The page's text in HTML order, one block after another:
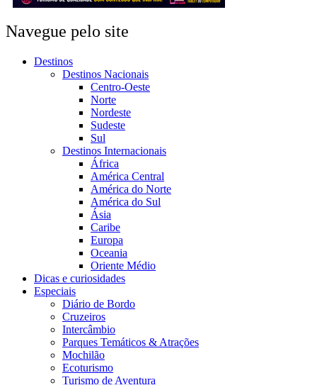
Navegue pelo site
Destinos
Destinos Nacionais
Centro-Oeste
Norte
Nordeste
Sudeste
Sul
Destinos Internacionais
África
América Central
América do Norte
América do Sul
Ásia
Caribe
Europa
Oceania
Oriente Médio
Dicas e curiosidades
Especiais
Diário de Bordo
Cruzeiros
Intercâmbio
Parques Temáticos & Atrações
Mochilão
Ecoturismo
Turismo de Aventura